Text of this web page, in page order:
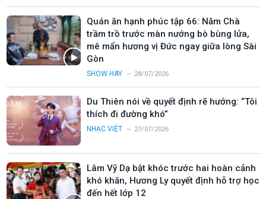
Quán ăn hạnh phúc tập 66: Năm Chà
trầm trồ trước màn nướng bò bùng lửa,
mê mẩn hương vị Đức ngay giữa lòng Sài
Gòn
SHOW HAY 28/07/2026
Du Thiên nói về quyết định rẽ hướng: “Tôi
thích đi đường khó”
NHẠC VIỆT 27/07/2026
Lâm Vỹ Dạ bật khóc trước hai hoàn cảnh
khó khăn, Hương Ly quyết định hỗ trợ học
đến hết lớp 12